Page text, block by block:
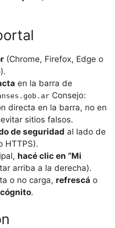
(Chrome, Firefox, Edge o
en la barra de
Consejo:
directa en la barra, no en
sitios falsos.
de seguridad al lado de
HTTPS).
hacé clic en “Mi
arriba a la derecha).
o no carga, refrescá o
.